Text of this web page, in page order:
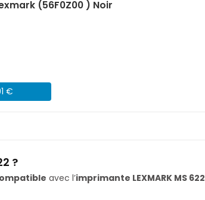
(56F0Z00 ) Noir
€
?
avec l’imprimante LEXMARK MS 622